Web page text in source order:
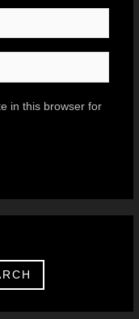
in this browser for